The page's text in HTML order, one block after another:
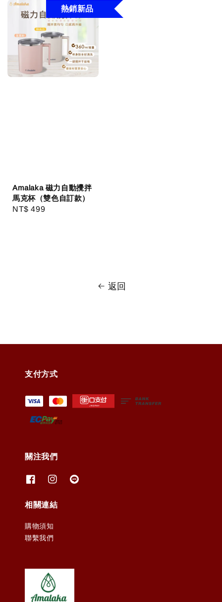
熱銷新品
Amalaka 磁力自動攪拌
馬克杯（雙色自訂款）
Regular
NT$ 499
返回
支付方式
關注我們
相關連結
購物須知
聯繫我們